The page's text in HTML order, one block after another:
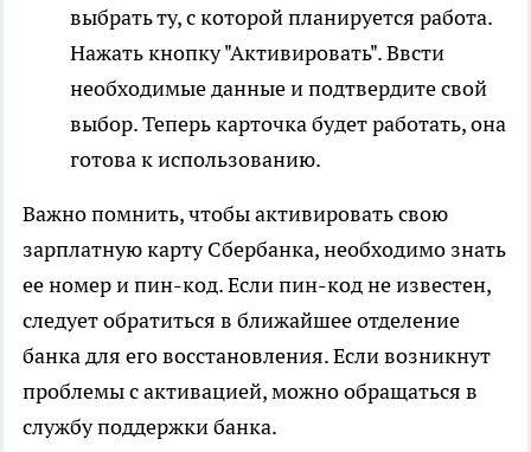
выбрать ту, с которой планируется работа.
Нажать кнопку "Активировать". Ввсти
необходимые данные и подтвердите свой
выбор. Теперь карточка будет работать, она
готова к использованию.
Важно помнить, чтобы активировать свою
зарплатную карту Сбербанка, необходимо знать
ее номер и пин-код. Если пин-код не известен,
следует обратиться в ближайшее отделение
банка для его восстановления. Если возникнут
проблемы с активацией, можно обращаться в
службу поддержки банка.